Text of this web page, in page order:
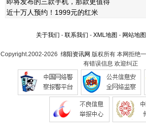
即将发布的三款手机，那款更值得
近十万人预约！1999元的红米
关于我们 - 联系我们 - XML地图 - 网站地图
Copyright.2002-2026 绵阳资讯网 版权所有 本网拒绝
有错误信息 欢迎纠正